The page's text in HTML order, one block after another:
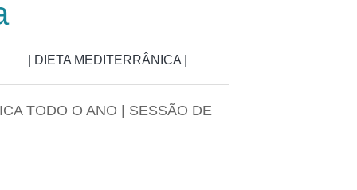
| DIETA MEDITERRÂNICA |
TODO O ANO | SESSÃO DE